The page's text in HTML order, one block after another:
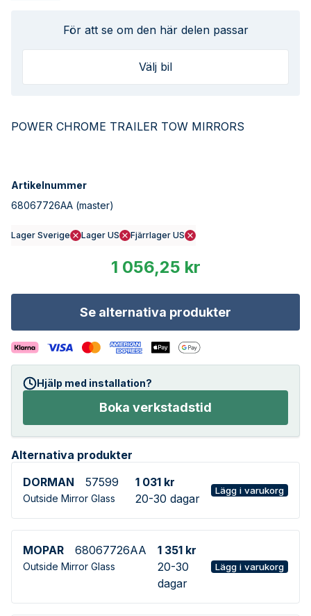
För att se om den här delen passar
Välj bil
POWER CHROME TRAILER TOW MIRRORS
Artikelnummer
68067726AA (master)
Lager Sverige Lager US Fjärrlager US
1 056,25 kr
Se alternativa produkter
Hjälp med installation?
Boka verkstadstid
Alternativa produkter
DORMAN
57599
Outside Mirror Glass
1 031 kr
20-30 dagar
Lägg i varukorg
MOPAR 68067726AA
Outside Mirror Glass
1 351 kr
20-30
dagar
Lägg i varukorg